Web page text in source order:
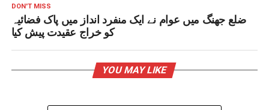
DON'T MISS
ضلع جھنگ میں عوام نے ایک منفرد انداز میں پاک فضائیہ
کو خراج عقیدت پیش کیا
YOU MAY LIKE